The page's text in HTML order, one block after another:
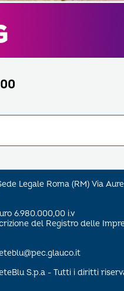
Legale Roma (RM) Via
6.980.000,00 i.v
del Registro delle
S.p.a - Tutti i diritti